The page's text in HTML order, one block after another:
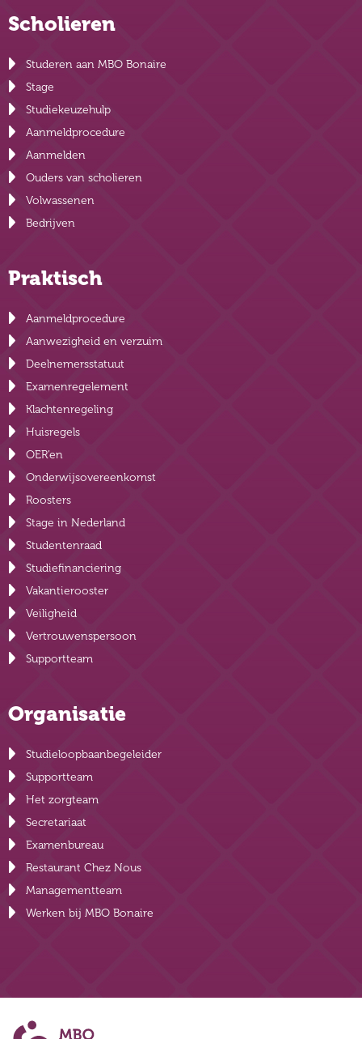
Scholieren
Studeren aan MBO Bonaire
Stage
Studiekeuzehulp
Aanmeldprocedure
Aanmelden
Ouders van scholieren
Volwassenen
Bedrijven
Praktisch
Aanmeldprocedure
Aanwezigheid en verzuim
Deelnemersstatuut
Examenregelement
Klachtenregeling
Huisregels
OER’en
Onderwijsovereenkomst
Roosters
Stage in Nederland
Studentenraad
Studiefinanciering
Vakantierooster
Veiligheid
Vertrouwenspersoon
Supportteam
Organisatie
Studieloopbaanbegeleider
Supportteam
Het zorgteam
Secretariaat
Examenbureau
Restaurant Chez Nous
Managementteam
Werken bij MBO Bonaire